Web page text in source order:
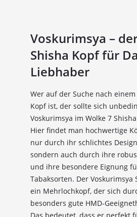
Voskurimsya –
Shisha Kopf für
Liebhaber
Wer auf der Suche nach
Kopf ist, der sollte sich
Voskurimsya im Wolke 7
Hier findet man hochwertige
nur durch ihr schlichtes
sondern auch durch ihre
und ihre besondere Eignung
Tabaksorten. Der Voskurimsya
ein Mehrlochkopf, der sich
besonders gute HMD-